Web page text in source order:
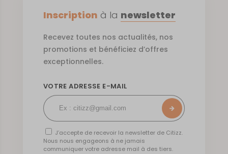
Inscription à la newsletter
Recevez toutes nos actualités, nos
promotions et bénéficiez d’offres
exceptionnelles.
VOTRE ADRESSE E-MAIL
J’accepte de recevoir la newsletter de Citizz.
Nous nous engageons à ne jamais
communiquer votre adresse mail à des tiers.